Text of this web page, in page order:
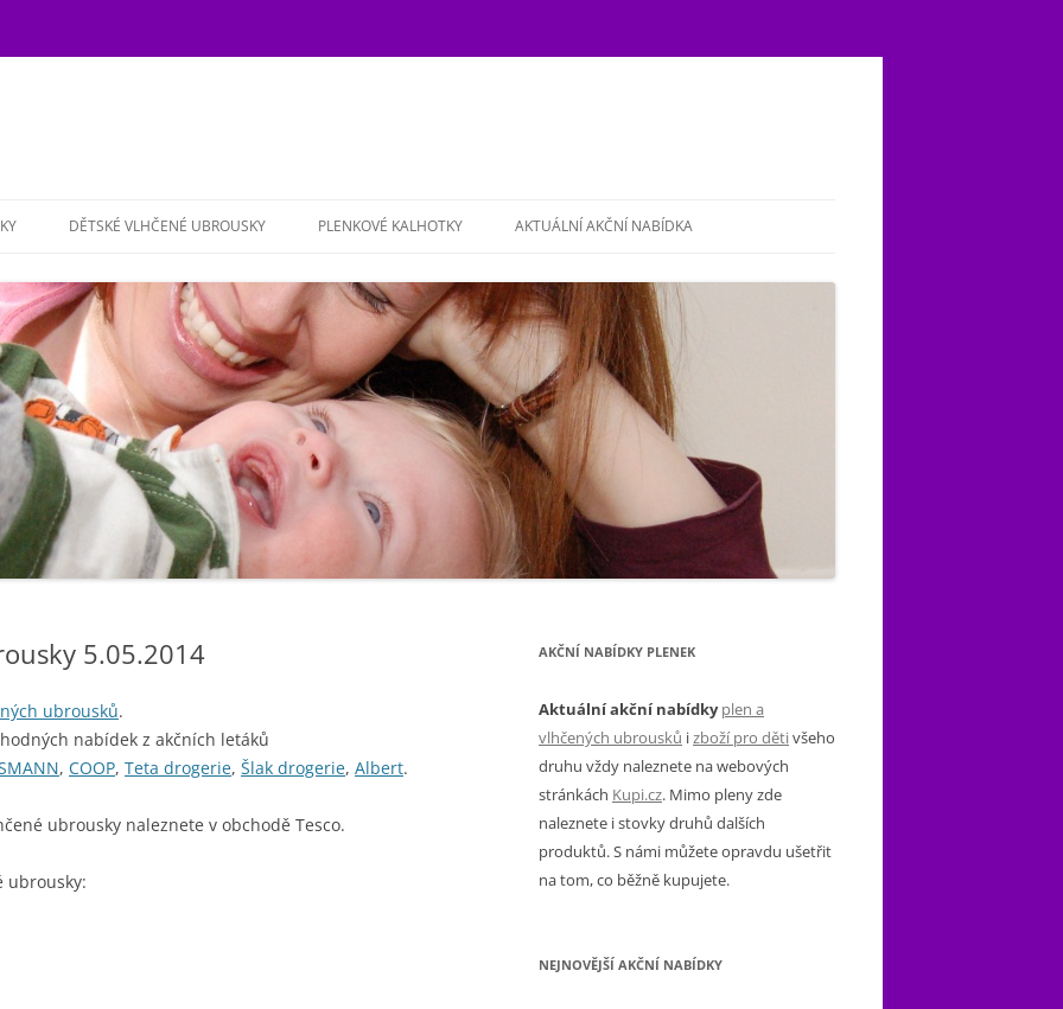
DĚTSKÉ VLHČENÉ UBROUSKY PLENKOVÉ KALHOTKY AKTUÁLNÍ AKČNÍ NABÍDKA
5.05.2014
ubrousků.
nabídek z akčních letáků
, COOP, Teta drogerie, Šlak drogerie, Albert.
ubrousky naleznete v obchodě Tesco.
ubrousky:
AKČNÍ NABÍDKY PLENEK
Aktuální akční nabídky plen a
vlhčených ubrousků izboží pro dětivšeho
druhu vždy naleznete na webových
stránkách Kupi.cz. Mimo pleny zde
naleznete i stovky druhů dalších
produktů. S námi můžete opravdu ušetřit
na tom, co běžně kupujete.
NEJNOVĚJŠÍ AKČNÍ NABÍDKY